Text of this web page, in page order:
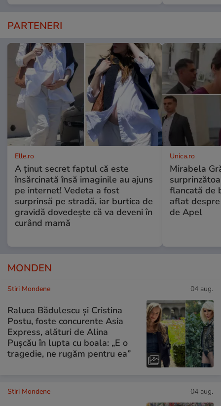
PARTENERI
Elle.ro
A ținut secret faptul că este
însărcinată însă imaginile au ajuns
pe internet! Vedeta a fost
surprinsă pe stradă, iar burtica de
gravidă dovedește că va deveni în
curând mamă
Unica.ro
Mirabela
flancată de
aflat
de Apel
MONDEN
Stiri Mondene 04 aug.
Raluca Bădulescu și Cristina
Postu, foste concurente Asia
Express, alături de Alina
Pușcău în lupta cu boala: „E o
tragedie, ne rugăm pentru ea”
Stiri Mondene 04 aug.